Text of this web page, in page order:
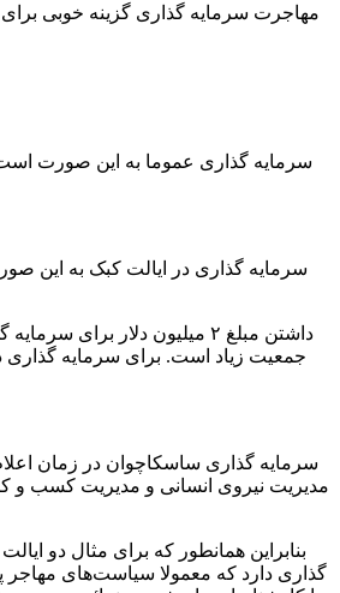
مهاجرت سرمایه گذاری گزینه خوبی برای
سرمایه گذاری عموما به این صورت
سرمایه گذاری در ایالت کبک به این
بنابراین همانطور که برای مثال دو
گذاری دارد که معمولا سیاست‌های مهاجر